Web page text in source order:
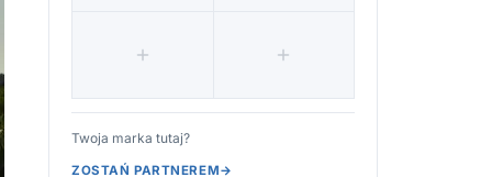
Twoja marka tutaj?
ZOSTAŃ PARTNEREM→